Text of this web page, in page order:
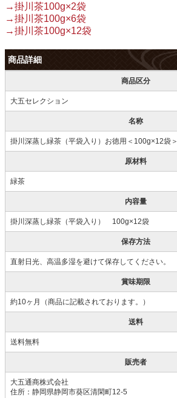
→掛川茶100g×2袋
→掛川茶100g×6袋
→掛川茶100g×12袋
商品詳細
商品区分
大五セレクション
名称
掛川深蒸し緑茶（平袋入り）お徳用＜100g×12袋＞
原材料
緑茶
内容量
掛川深蒸し緑茶（平袋入り） 100g×12袋
保存方法
直射日光、高温多湿を避けて保存してください。
賞味期限
約10ヶ月（商品に記載されております。）
送料
送料無料
販売者
大五通商株式会社
住所：静岡県静岡市葵区清閑町12-5